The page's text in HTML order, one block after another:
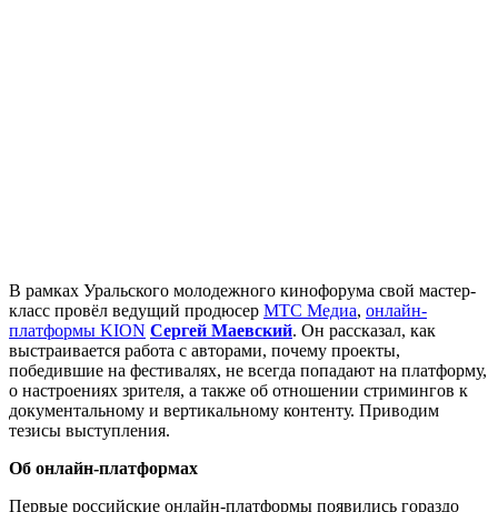
В рамках Уральского молодежного кинофорума свой мастер-
класс провёл ведущий продюсер МТС Медиа, онлайн-
платформы KION Сергей Маевский. Он рассказал, как
выстраивается работа с авторами, почему проекты,
победившие на фестивалях, не всегда попадают на платформу,
о настроениях зрителя, а также об отношении стримингов к
документальному и вертикальному контенту. Приводим
тезисы выступления.
Об онлайн-платформах
Первые российские онлайн-платформы появились гораздо